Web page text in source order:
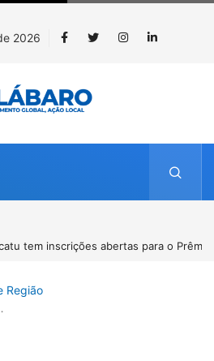
2026
abertas para o Prêmio de Redação e
Região